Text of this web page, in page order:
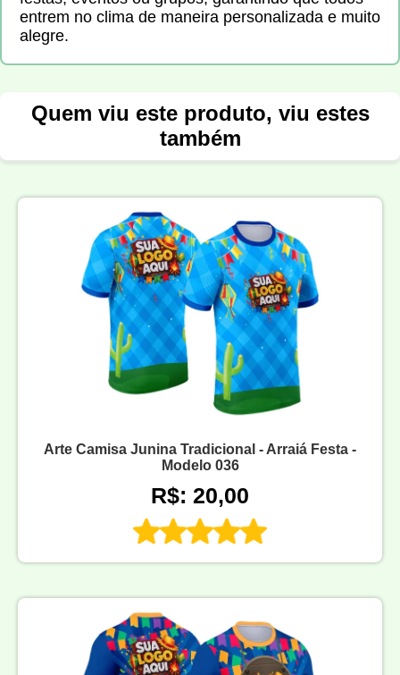
entrem no clima de maneira personalizada e muito
alegre.
Quem viu este produto, viu estes
também
Arte Camisa Junina Tradicional - Arraiá Festa -
Modelo 036
R$: 20,00